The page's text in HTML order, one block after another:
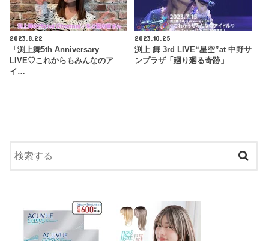
2023.8.22
「渕上舞5th Anniversary
LIVE♡これからもみんなのア
イ…
2023.10.25
渕上 舞 3rd LIVE“星空”at 中野サ
ンプラザ「廻り廻る奇跡」